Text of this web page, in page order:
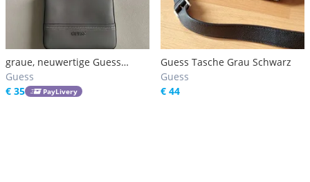
graue, neuwertige Guess
Tasche
Guess
€ 35
PayLivery
Guess Tasche Grau Schwarz
Guess
€ 44